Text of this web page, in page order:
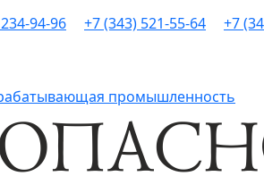
промышленность
94-96 +7 (343) 521-55-64 +7